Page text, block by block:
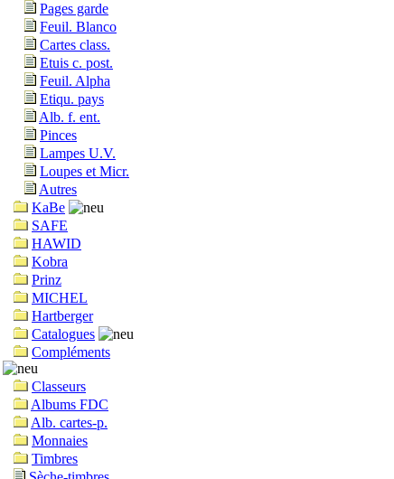
Pages garde
Feuil. Blanco
Cartes class.
Etuis c. post.
Feuil. Alpha
Etiqu. pays
Alb. f. ent.
Pinces
Lampes U.V.
Loupes et Micr.
Autres
KaBe
SAFE
HAWID
Kobra
Prinz
MICHEL
Hartberger
Catalogues
Compléments
Classeurs
Albums FDC
Alb. cartes-p.
Monnaies
Timbres